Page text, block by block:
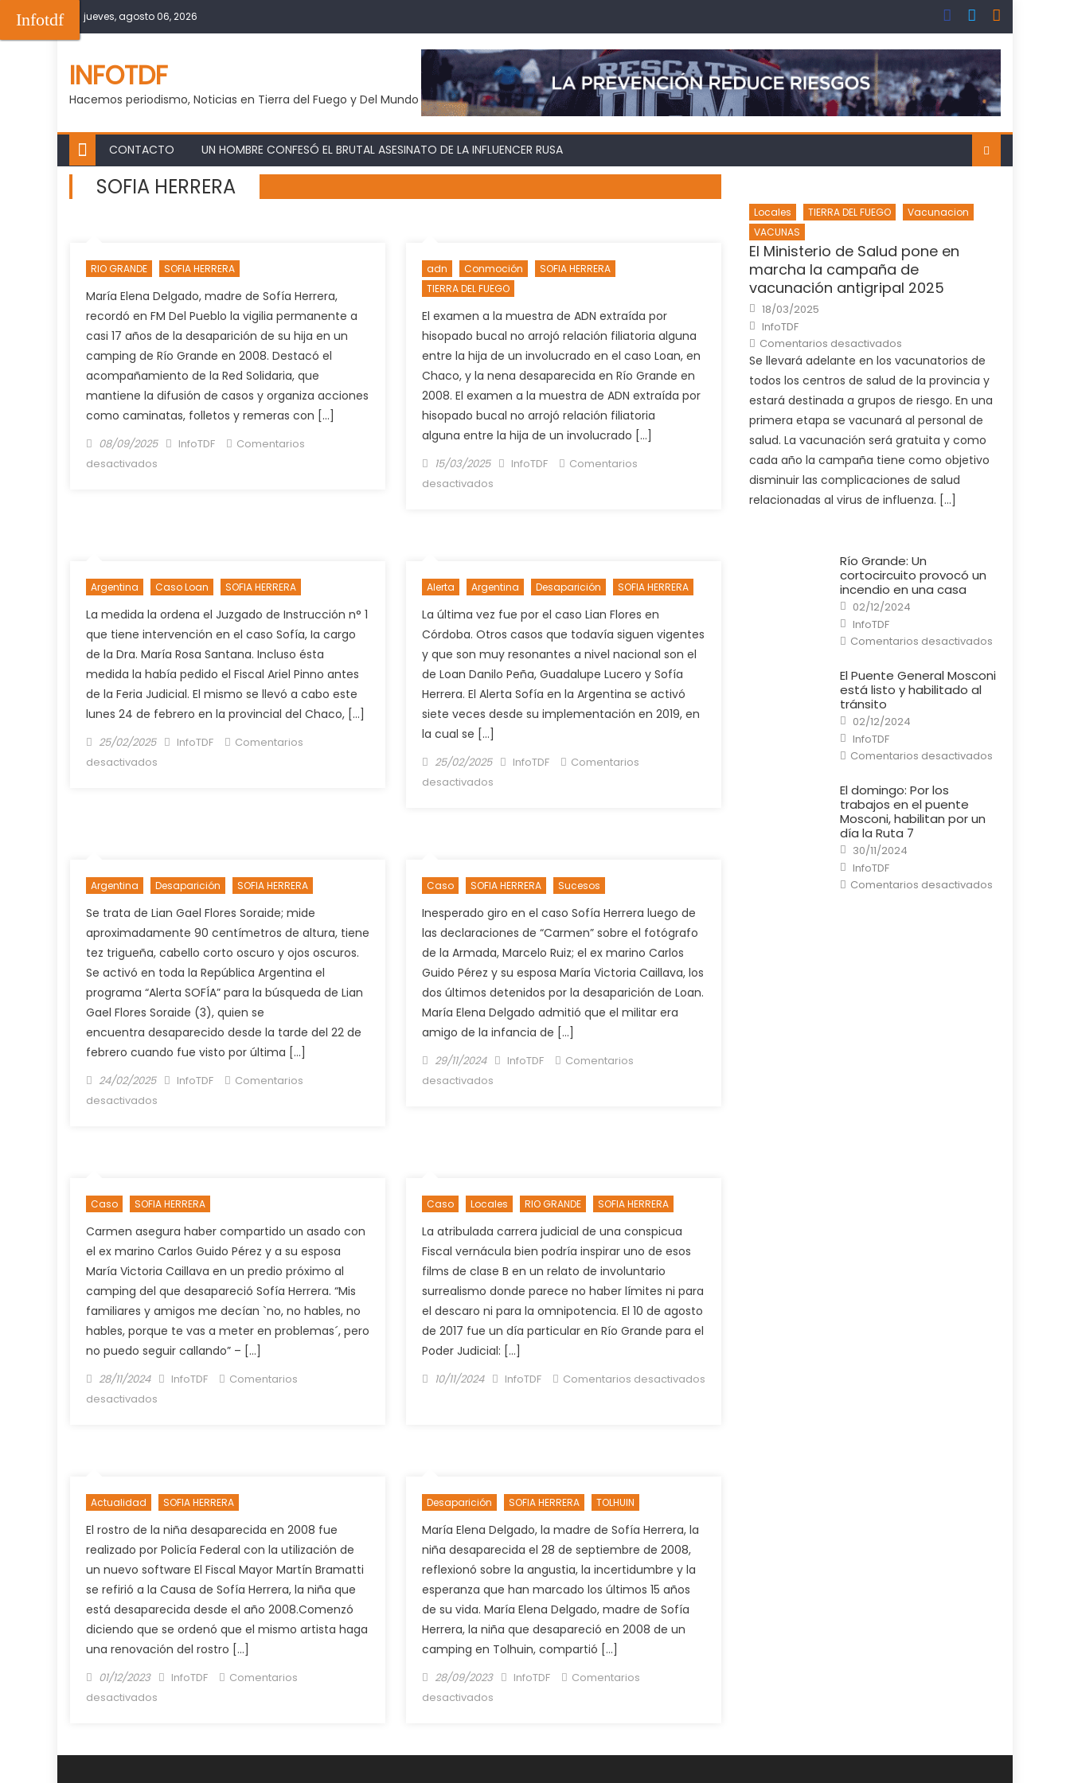
to
jueves, agosto 06, 2026
INFOTDF
Hacemos periodismo, Noticias en Tierra del Fuego y Del Mundo
CONTACTO UN HOMBRE CONFESÓ EL BRUTAL ASESINATO DE LA INFLUENCER RUSA
SOFIA HERRERA
RIO GRANDE SOFIA HERRERA
María Elena Delgado, madre de Sofía Herrera,
recordó en FM Del Pueblo la vigilia permanente a
casi 17 años de la desaparición de su hija en un
camping de Río Grande en 2008. Destacó el
acompañamiento de la Red Solidaria, que
mantiene la difusión de casos y organiza acciones
como caminatas, folletos y remeras con […]
Posted
on
08/09/2025 Author
InfoTDF
Comentarios
desactivadosen
MANTIENEN
VIVA
DE
SOFÍA.
adn Conmoción
SOFIA HERRERA
TIERRA DEL FUEGO
El examen a la muestra de ADN extraída por
hisopado bucal no arrojó relación filiatoria alguna
entre la hija de un involucrado en el caso Loan, en
Chaco, y la nena desaparecida en Río Grande en
2008. El examen a la muestra de ADN extraída por
hisopado bucal no arrojó relación filiatoria
alguna entre la hija de un involucrado […]
Posted
on
15/03/2025 Author
InfoTDF
Comentarios
desactivadosen
Herrera
la
nena
vinculada
al
caso
Loan
Argentina Caso Loan SOFIA HERRERA
La medida la ordena el Juzgado de Instrucción n° 1
que tiene intervención en el caso Sofía, Ia cargo
de la Dra. María Rosa Santana. Incluso ésta
medida la había pedido el Fiscal Ariel Pinno antes
de la Feria Judicial. El mismo se llevó a cabo este
lunes 24 de febrero en la provincial del Chaco, […]
Posted
on
25/02/2025 Author
InfoTDF
Comentarios
desactivadosen
la
hija
por
su
parecido
con
Sofía
Herrera
Alerta Argentina Desaparición SOFIA HERRERA
La última vez fue por el caso Lian Flores en
Córdoba. Otros casos que todavía siguen vigentes
y que son muy resonantes a nivel nacional son el
de Loan Danilo Peña, Guadalupe Lucero y Sofía
Herrera. El Alerta Sofía en la Argentina se activó
siete veces desde su implementación en 2019, en
la cual se […]
Posted
on
25/02/2025 Author
InfoTDF
Comentarios
desactivadosen
veces
desde
su
implementación
Argentina Desaparición SOFIA HERRERA
Se trata de Lian Gael Flores Soraide; mide
aproximadamente 90 centímetros de altura, tiene
tez trigueña, cabello corto oscuro y ojos oscuros.
Se activó en toda la República Argentina el
programa “Alerta SOFÍA” para la búsqueda de Lian
Gael Flores Soraide (3), quien se
encuentra desaparecido desde la tarde del 22 de
febrero cuando fue visto por última […]
Posted
on
24/02/2025 Author
InfoTDF
Comentarios
desactivadosen
la
desaparición
de
un
de
3
años
Caso SOFIA HERRERA Sucesos
Inesperado giro en el caso Sofía Herrera luego de
las declaraciones de “Carmen” sobre el fotógrafo
de la Armada, Marcelo Ruiz; el ex marino Carlos
Guido Pérez y su esposa María Victoria Caillava, los
dos últimos detenidos por la desaparición de Loan.
María Elena Delgado admitió que el militar era
amigo de la infancia de […]
Posted
on
29/11/2024 Author
InfoTDF
Comentarios
desactivadosen
visto
a
Ruiz
día
que
desapareció
su
hija
Caso SOFIA HERRERA
Carmen asegura haber compartido un asado con
el ex marino Carlos Guido Pérez y a su esposa
María Victoria Caillava en un predio próximo al
camping del que desapareció Sofía Herrera. “Mis
familiares y amigos me decían `no, no hables, no
hables, porque te vas a meter en problemas´, pero
no puedo seguir callando” – […]
Posted
on
28/11/2024 Author
InfoTDF
Comentarios
desactivadosen
esta
mochila”
Caso Locales RIO GRANDE SOFIA HERRERA
La atribulada carrera judicial de una conspicua
Fiscal vernácula bien podría inspirar uno de esos
films de clase B en un relato de involuntario
surrealismo donde parece no haber límites ni para
el descaro ni para la omnipotencia. El 10 de agosto
de 2017 fue un día particular en Río Grande para el
Poder Judicial: […]
Posted
10/11/2024 Author
InfoTDF
Comentarios desactivados
en
el
Poder
Judicial
Actualidad SOFIA HERRERA
El rostro de la niña desaparecida en 2008 fue
realizado por Policía Federal con la utilización de
un nuevo software El Fiscal Mayor Martín Bramatti
se refirió a la Causa de Sofía Herrera, la niña que
está desaparecida desde el año 2008.Comenzó
diciendo que se ordenó que el mismo artista haga
una renovación del rostro […]
Posted
on
01/12/2023 Author
InfoTDF
Comentarios
desactivadosen
Desaparición SOFIA HERRERA TOLHUIN
María Elena Delgado, la madre de Sofía Herrera, la
niña desaparecida el 28 de septiembre de 2008,
reflexionó sobre la angustia, la incertidumbre y la
esperanza que han marcado los últimos 15 años
de su vida. María Elena Delgado, madre de Sofía
Herrera, la niña que desapareció en 2008 de un
camping en Tolhuin, compartió […]
Posted
on
28/09/2023 Author
InfoTDF
Comentarios
desactivadosen
Locales TIERRA DEL FUEGO
Vacunacion
VACUNAS
El Ministerio de Salud pone en
marcha la campaña de
vacunación antigripal 2025
Posted
on
18/03/2025
Author
InfoTDF
Comentarios desactivados
Ministerio
Salud
pone
en
marcha
la
campaña
de
vacunación
antigripal
2025
Se llevará adelante en los vacunatorios de
todos los centros de salud de la provincia y
estará destinada a grupos de riesgo. En una
primera etapa se vacunará al personal de
salud. La vacunación será gratuita y como
cada año la campaña tiene como objetivo
disminuir las complicaciones de salud
relacionadas al virus de influenza. […]
Río Grande: Un
cortocircuito provocó un
incendio en una casa
Posted
on
02/12/2024
Author
InfoTDF
Comentarios desactivadosen
Río
Un
cortocircuito
El Puente General Mosconi
está listo y habilitado al
tránsito
Posted
on
02/12/2024
Author
InfoTDF
Comentarios desactivadosen
El
El domingo: Por los
trabajos en el puente
Mosconi, habilitan por un
día la Ruta 7
Posted
on
30/11/2024
Author
InfoTDF
Comentarios desactivadosen
El
Infotdf